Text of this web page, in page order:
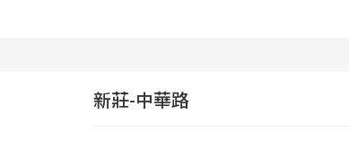
新莊-中華路